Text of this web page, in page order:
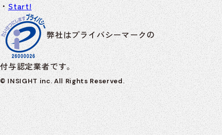
Start!
弊社はプライバシーマークの
付与認定業者です。
© INSIGHT inc. All Rights Reserved.